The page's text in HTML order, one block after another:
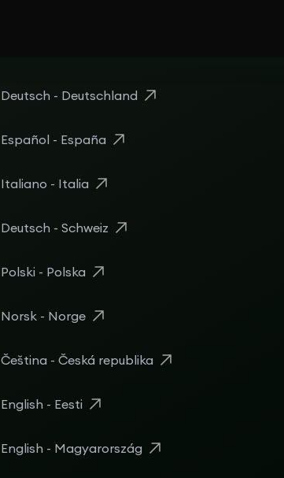
Deutsch - Deutschland
Español - España
Italiano - Italia
Deutsch - Schweiz
Polski - Polska
Norsk - Norge
Čeština - Česká republika
English - Eesti
English - Magyarország